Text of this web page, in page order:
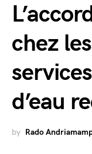
chez
d’eau
by Rado